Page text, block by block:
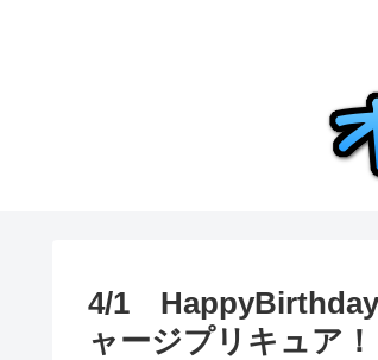
4/1 HappyBirthday
ャージプリキュア！